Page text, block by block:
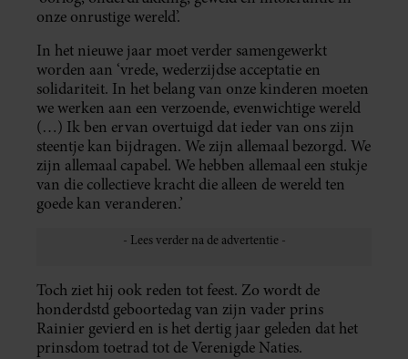
onze onrustige wereld’.
In het nieuwe jaar moet verder samengewerkt
worden aan ‘vrede, wederzijdse acceptatie en
solidariteit. In het belang van onze kinderen moeten
we werken aan een verzoende, evenwichtige wereld
(…) Ik ben ervan overtuigd dat ieder van ons zijn
steentje kan bijdragen. We zijn allemaal bezorgd. We
zijn allemaal capabel. We hebben allemaal een stukje
van die collectieve kracht die alleen de wereld ten
goede kan veranderen.’
Toch ziet hij ook reden tot feest. Zo wordt de
honderdstd geboortedag van zijn vader prins
Rainier gevierd en is het dertig jaar geleden dat het
prinsdom toetrad tot de Verenigde Naties.